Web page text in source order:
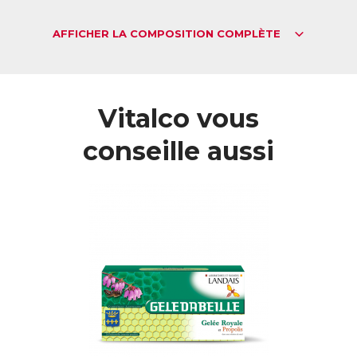
ACL :6019271
AFFICHER LA COMPOSITION COMPLÈTE
Vitalco vous
conseille aussi